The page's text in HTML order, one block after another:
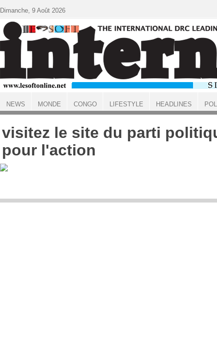
ACCUEIL
visitez le site du parti
pour l'action
Dimanche, 9 Août 2026
NEWS MONDE CONGO LIFESTYLE HEADLINES